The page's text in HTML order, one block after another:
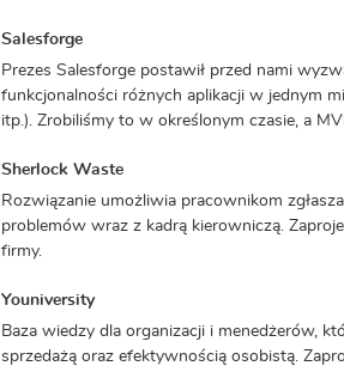
Salesforge
Prezes Salesforge postawił przed nami
funkcjonalności różnych aplikacji w jednym
itp.). Zrobiliśmy to w określonym czasie, a
Sherlock Waste
Rozwiązanie umożliwia pracownikom
problemów wraz z kadrą kierowniczą.
firmy.
Youniversity
Baza wiedzy dla organizacji i menedżerów,
sprzedażą oraz efektywnością osobistą.